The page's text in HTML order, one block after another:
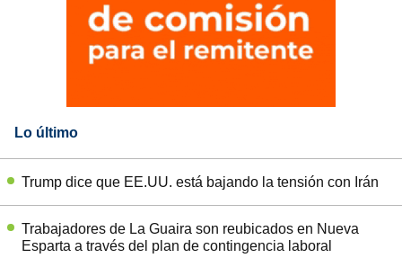
Lo último
Trump dice que EE.UU. está bajando la tensión con Irán
Trabajadores de La Guaira son reubicados en Nueva
Esparta a través del plan de contingencia laboral